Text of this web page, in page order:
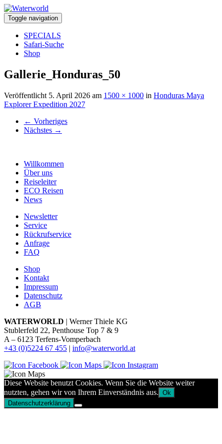
Toggle navigation
SPECIALS
Safari-Suche
Shop
Gallerie_Honduras_50
Veröffentlicht 5. April 2026 am 1500 × 1000 in Honduras Maya
Explorer Expedition 2027
← Vorheriges
Nächstes →
Willkommen
Über uns
Reiseleiter
ECO Reisen
News
Newsletter
Service
Rückrufservice
Anfrage
FAQ
Shop
Kontakt
Impressum
Datenschutz
AGB
WATERWORLD | Werner Thiele KG
Stublerfeld 22, Penthouse Top 7 & 9
A – 6123 Terfens-Vomperbach
+43 (0)5224 67 455 | info@waterworld.at
Diese Website benutzt Cookies. Wenn Sie die Website weiter
nutzten, gehen wir von Ihrem Einverständnis aus. Ok
Datenschutzerklärung